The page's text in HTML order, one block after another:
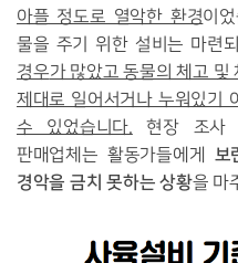
아플 정도로 열악한 환경이
물을 주기 위한 설비는 마련
경우가 많았고 동물의 체고 및
제대로 일어서거나 누워있기
수 있었습니다. 현장 조사
판매업체는 활동가들에게 보
경악을 금치 못하는 상황을 마